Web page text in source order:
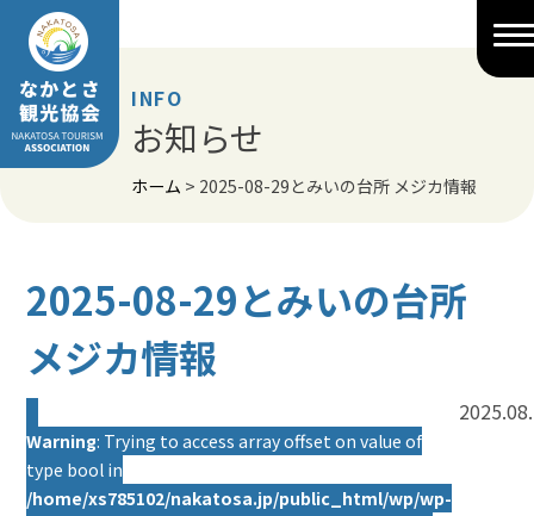
Skip
content
INFO
お知らせ
ホーム > 2025-08-29とみいの台所 メジカ情報
2025-08-29とみいの台所
メジカ情報
Warning: Trying to access array offset on value of
type bool in
/home/xs785102/nakatosa.jp/public_html/wp/wp-